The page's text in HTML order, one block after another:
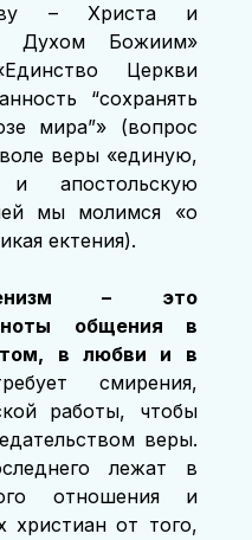
– Христа и
Духом Божиим»
Церкви
“сохранять
мира”» (вопрос
веры «единую,
апостольскую
мы молимся «о
ектения).
– это
общения в
в любви и в
смирения,
работы, чтобы
веры.
лежат в
отношения и
христиан от того,